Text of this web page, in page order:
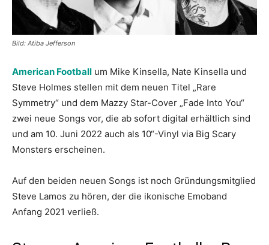
Bild: Atiba Jefferson
American Football um Mike Kinsella, Nate Kinsella und
Steve Holmes stellen mit dem neuen Titel „Rare
Symmetry“ und dem Mazzy Star-Cover „Fade Into You“
zwei neue Songs vor, die ab sofort digital erhältlich sind
und am 10. Juni 2022 auch als 10“-Vinyl via Big Scary
Monsters erscheinen.
Auf den beiden neuen Songs ist noch Gründungsmitglied
Steve Lamos zu hören, der die ikonische Emoband
Anfang 2021 verließ.